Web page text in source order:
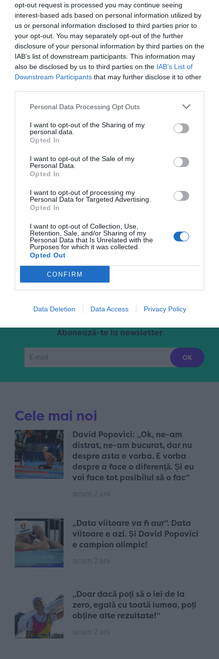
opt-out request is processed you may continue seeing
interest-based ads based on personal information utilized by
us or personal information disclosed to third parties prior to
your opt-out. You may separately opt-out of the further
disclosure of your personal information by third parties on the
IAB’s list of downstream participants. This information may
also be disclosed by us to third parties on the IAB’s List of
Downstream Participants that may further disclose it to other
Personal Data Processing Opt Outs
I want to opt-out of the Sharing of my
personal data.
Opted In
I want to opt-out of the Sale of my
Personal Data.
Opted In
I want to opt-out of processing my
Personal Data for Targeted Advertising.
Opted In
I want to opt-out of Collection, Use,
Retention, Sale, and/or Sharing of my
Personal Data that Is Unrelated with the
Purposes for which it was collected.
Opted Out
CONFIRM
Data Deletion Data Access Privacy Policy
caravana cristina neagu
La Brașov, Cristina Neagu a
auzit din nou întrebările
începutului. Răspunsurile ei sunt
însă în urmă, pe toate terenurile
pe care a jucat. Și sunt
irepetabile
Andreea Giuclea 6 februarie
Pagina 1 din 2 1 2 »
Abonează-te la newsletter
Cele mai noi
David Popovici: „Ok, ne-am
distrat, ne-am bucurat, dar nu
despre asta e vorba. E vorba
despre a face o diferență. Și eu
voi face tot posibilul să o fac”
„Data viitoare va fi aur”. Data
viitoare e azi. Și David Popovici
e campion olimpic!
„Doar dacă poți să o iei de la
zero, egală cu toată lumea, poți
obține alte rezultate!”